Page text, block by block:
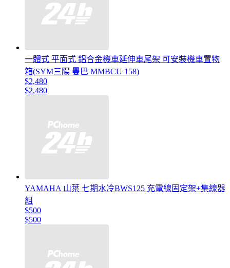
一體式 平面式 鋁合金機車延伸車尾架 可安裝機車置物
箱(SYM三陽 曼巴 MMBCU 158)
$2,480
$2,480
YAMAHA 山葉 七期水冷BWS125 充電線固定架+集線器
組
$500
$500